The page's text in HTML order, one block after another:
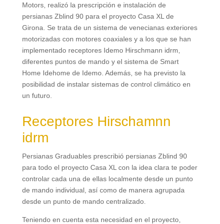
Motors, realizó la prescripción e instalación de
persianas Zblind 90 para el proyecto Casa XL de
Girona
Se trata de un sistema de venecianas exteriores
motorizadas con motores coaxiales y a los que se han
implementado receptores Idemo Hirschmann idrm
diferentes puntos de mando y el sistema de Smart
Home Idehome de Idemo. Además, se ha previsto la
posibilidad de instalar sistemas de control climático en
un futuro.
Receptores Hirschamnn
idrm
Persianas Graduables prescribió persianas Zblind 90
para todo el proyecto Casa XL con la idea clara te poder
controlar cada una de ellas localmente desde un punto
de mando individual, así como de manera agrupada
desde un punto de mando centralizado.
Teniendo en cuenta esta necesidad en el proyecto,